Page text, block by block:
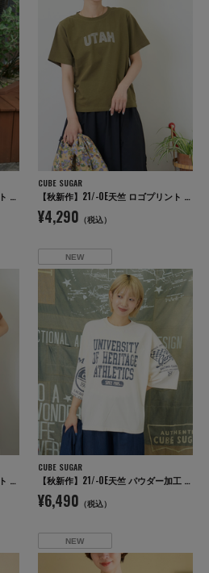
【秋新作】21/-OE天竺 ロゴプリント ジャストサイズ Tシャツ
CUBE SUGAR
【秋新作】21/-OE天竺 ロゴプリント ジャストサイズ Tシャツ
¥4,290 （税込）
【秋新作】21/-OE天竺 ロゴプリント ジャストサイズ Tシャツ
NEW
CUBE SUGAR
【秋新作】21/-OE天竺 パウダー加工 ラグラン 6分袖 ロゴプリント Tシャツ
¥6,490 （税込）
NEW